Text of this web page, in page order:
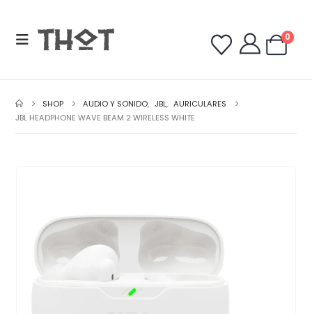
0
SHOP AUDIO Y SONIDO, JBL, AURICULARES
JBL HEADPHONE WAVE BEAM 2 WIRELESS WHITE